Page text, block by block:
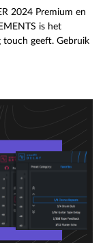
2024 Premium en
is het
touch geeft. Gebruik